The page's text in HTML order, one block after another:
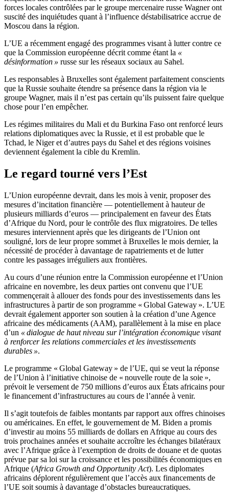
forces locales contrôlées par le groupe mercenaire russe Wagner ont
suscité des inquiétudes quant à l’influence déstabilisatrice accrue de
Moscou dans la région.
L’UE a récemment engagé des programmes visant à lutter contre ce
que la Commission européenne décrit comme étant la «
désinformation » russe sur les réseaux sociaux au Sahel.
Les responsables à Bruxelles sont également parfaitement conscients
que la Russie souhaite étendre sa présence dans la région via le
groupe Wagner, mais il n’est pas certain qu’ils puissent faire quelque
chose pour l’en empêcher.
Les régimes militaires du Mali et du Burkina Faso ont renforcé leurs
relations diplomatiques avec la Russie, et il est probable que le
Tchad, le Niger et d’autres pays du Sahel et des régions voisines
deviennent également la cible du Kremlin.
Le regard tourné vers l’Est
L’Union européenne devrait, dans les mois à venir, proposer des
mesures d’incitation financière — potentiellement à hauteur de
plusieurs milliards d’euros — principalement en faveur des États
d’Afrique du Nord, pour le contrôle des flux migratoires. De telles
mesures interviennent après que les dirigeants de l’Union ont
souligné, lors de leur propre sommet à Bruxelles le mois dernier, la
nécessité de procéder à davantage de rapatriements et de lutter
contre les passages irréguliers aux frontières.
Au cours d’une réunion entre la Commission européenne et l’Union
africaine en novembre, les deux parties ont convenu que l’UE
commençerait à allouer des fonds pour des investissements dans les
infrastructures à partir de son programme « Global Gateway ». L’UE
devrait également apporter son soutien à la création d’une Agence
africaine des médicaments (AAM), parallèlement à la mise en place
d’un « dialogue de haut niveau sur l’intégration économique visant
à renforcer les relations commerciales et les investissements
durables ».
Le programme « Global Gateway » de l’UE, qui se veut la réponse
de l’Union à l’initiative chinoise de « nouvelle route de la soie »,
prévoit le versement de 750 millions d’euros aux États africains pour
le financement d’infrastructures au cours de l’année à venir.
Il s’agit toutefois de faibles montants par rapport aux offres chinoises
ou américaines. En effet, le gouvernement de M. Biden a promis
d’investir au moins 55 milliards de dollars en Afrique au cours des
trois prochaines années et souhaite accroître les échanges bilatéraux
avec l’Afrique grâce à l’exemption de droits de douane et de quotas
prévue par sa loi sur la croissance et les possibilités économiques en
Afrique (Africa Growth and Opportunity Act). Les diplomates
africains déplorent régulièrement que l’accès aux financements de
l’UE soit soumis à davantage d’obstacles bureaucratiques.